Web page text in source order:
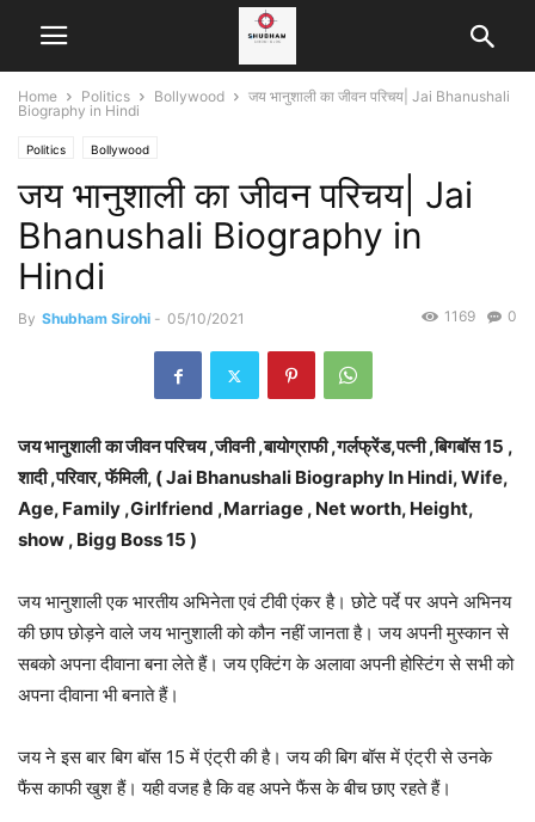
Home Politics Bollywood
जय भानुशाली का जीवन परिचय| Jai Bhanushali
Biography in Hindi
Politics Bollywood
जय भानुशाली का जीवन परिचय| Jai
Bhanushali Biography in
Hindi
By Shubham Sirohi - 05/10/2021 0
1169
जय भानुशाली का जीवन परिचय ,जीवनी ,बायोग्राफी ,गर्लफ्रेंड,पत्नी ,बिगबॉस 15 ,
शादी ,परिवार, फॅमिली, ( Jai Bhanushali Biography In Hindi, Wife,
Age, Family ,Girlfriend ,Marriage , Net worth, Height,
show , Bigg Boss 15 )
जय भानुशाली एक भारतीय अभिनेता एवं टीवी एंकर है। छोटे पर्दे पर अपने अभिनय
की छाप छोड़ने वाले जय भानुशाली को कौन नहीं जानता है। जय अपनी मुस्कान से
सबको अपना दीवाना बना लेते हैं। जय एक्टिंग के अलावा अपनी होस्टिंग से सभी को
अपना दीवाना भी बनाते हैं।
जय ने इस बार बिग बॉस 15 में एंट्री की है। जय की बिग बॉस में एंट्री से उनके
फैंस काफी खुश हैं। यही वजह है कि वह अपने फैंस के बीच छाए रहते हैं।